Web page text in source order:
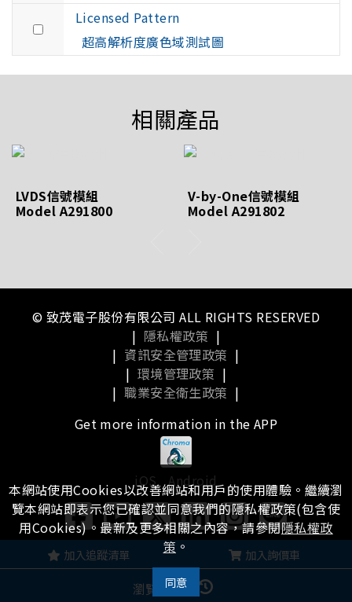
Licensed Pattern
超高解析度廣色域測試圖
相關產品
LVDS信號模組
Model A291800
V-by-One信號模組
Model A291802
加入追蹤清單 加入詢價車
© 致茂電子股份有限公司 ALL RIGHTS RESERVED
| 隱私權政策 |
| 資訊安全管理政策 |
| 環境管理政策 |
| 職業安全衛生政策 |
Get more information in the APP
iOS Android
瀏覽本站有任何問題， 歡迎留下您的建議
本網站使用Cookies以改善網站和用戶的使用體驗。繼續瀏
覽本網站即表示您已確認並同意我們的隱私權政策(包含使
用Cookies)。最新及更多相關之內容，請參閱隱私權政
策。
同意
瀏覽記錄